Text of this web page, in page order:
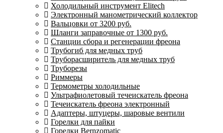
Холодильный инструмент Elitech
Электронный манометрический коллектор
Вальцовки от 3200 руб.
Шланги заправочные от 1300 руб.
Станции сбора и регенерации фреона
Трубогиб для медных труб
Труборасширитель для медных труб
Труборезы
Риммеры
Термометры холодильные
Ультрафиолетовый течеискатель фреона
Течеискатель фреона электронный
Адаптеры, штуцеры, шаровые вентили
Горелки для пайки
Горелки Bernzomatic